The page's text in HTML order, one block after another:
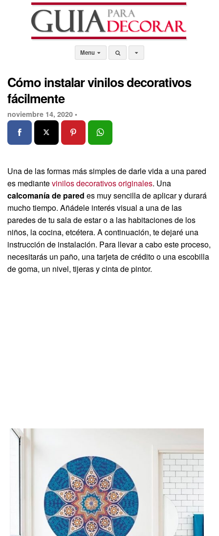
Menu
Cómo instalar vinilos decorativos
fácilmente
noviembre 14, 2020 •
Una de las formas más simples de darle vida a una pared
es mediantevinilos decorativos originales. Una
calcomanía de pared es muy sencilla de aplicar y durará
mucho tiempo. Añádele interés visual a una de las
paredes de tu sala de estar o a las habitaciones de los
niños, la cocina, etcétera. A continuación, te dejaré una
instrucción de instalación. Para llevar a cabo este proceso,
necesitarás un paño, una tarjeta de crédito o una escobilla
de goma, un nivel, tijeras y cinta de pintor.